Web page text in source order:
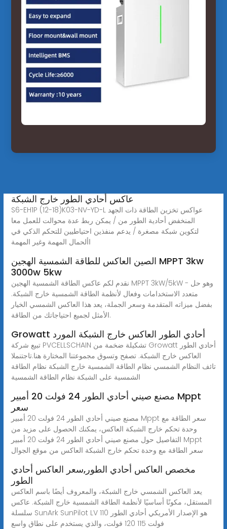
عاكس أحادي الطور خارج الشبكة
S6-EH1P (12-18)K03-NV-YD-L عواكس تخزين الطاقة ذات الجهد
المنخفض أحادية الطور من / يمكن ربط عدة محوالت للعمل معا
لتكوين شبكة مصغرة / يدعم منفذين احتياطيين للتحكم الذكي في
األحمال المهمة وغير المهمة
الصين العاكس للطاقة الشمسية الهجين MPPT 3kw
3000w 5kw
نقدم لكم عاكس الطاقة الشمسية الهجين MPPT 3kW/5kW - وهو حل
متعدد الاستخدامات وفعال لأنظمة الطاقة الشمسية خارج الشبكة.
بفضل ميزاته المتقدمة وسعر الجملة، يعد هذا العاكس الشمسي الخيار
الأمثل لجميع احتياجاتك من الطاقة.
Growatt أحادي الطور العاكس خارج الشبكة المورد
تبيع شركة PVCELLSCHAIN تشكيلة ضخمة من Growatt أحادي الطور
العاكس خارج الشبكة. تصفح وتسوق مجموعتنا المختارة هنا.تاجتنملا
تائف النظام الشمسي نظام الطاقة الشمسية خارج الشبكة نظام الطاقة
الشمسية على الشبكة نظام الطاقة الشمسية
مصنع صيني أحادي الطور 24 فولت 20 أمبير Mppt
سعر
مصنع صيني أحادي الطور 24 فولت 20 أمبير Mppt سعر الطاقة مع
وحدة تحكم خارج الشبكة العاكس، يمكنك الحصول على مزيد من
التفاصيل حول مصنع صيني أحادي الطور 24 فولت 20 أمبير Mppt
سعر الطاقة مع وحدة تحكم خارج الشبكة العاكس من موقع الجوال
مخصص العاكس أحادي الطور,سعر العاكس أحادي
الطور
يعد العاكس الشمسي خارج الشبكة، والمعروف أيضًا باسم العاكس
المستقل، مكونًا أساسيًا لأنظمة الطاقة الشمسية خارج الشبكة. عاكس
سلسلة SunArk SunPilot LV هو الإصدار الأمريكي أحادي الطور 110
فولت 115 120 فولت، والذي يستخدم على نطاق واسع